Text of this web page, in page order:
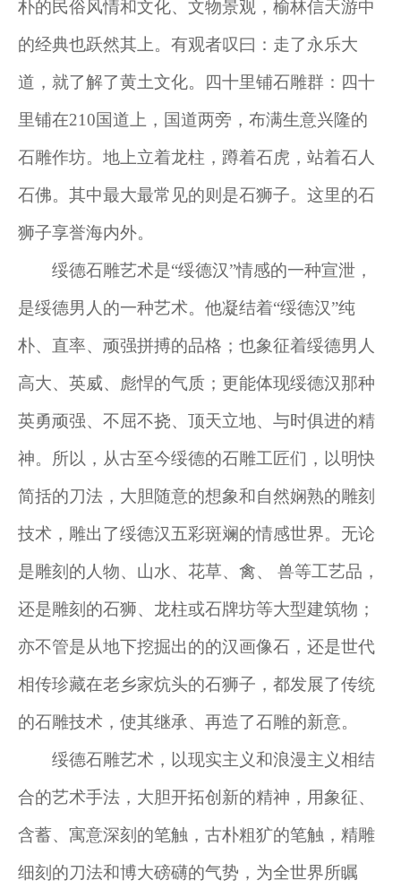
朴的民俗风情和文化、文物景观，榆林信天游中
的经典也跃然其上。有观者叹曰：走了永乐大
道，就了解了黄土文化。四十里铺石雕群：四十
里铺在210国道上，国道两旁，布满生意兴隆的
石雕作坊。地上立着龙柱，蹲着石虎，站着石人
石佛。其中最大最常见的则是石狮子。这里的石
狮子享誉海内外。
绥德石雕艺术是“绥德汉”情感的一种宣泄，
是绥德男人的一种艺术。他凝结着“绥德汉”纯
朴、直率、顽强拼搏的品格；也象征着绥德男人
高大、英威、彪悍的气质；更能体现绥德汉那种
英勇顽强、不屈不挠、顶天立地、与时俱进的精
神。所以，从古至今绥德的石雕工匠们，以明快
简括的刀法，大胆随意的想象和自然娴熟的雕刻
技术，雕出了绥德汉五彩斑斓的情感世界。无论
是雕刻的人物、山水、花草、禽、 兽等工艺品，
还是雕刻的石狮、龙柱或石牌坊等大型建筑物；
亦不管是从地下挖掘出的的汉画像石，还是世代
相传珍藏在老乡家炕头的石狮子，都发展了传统
的石雕技术，使其继承、再造了石雕的新意。
绥德石雕艺术，以现实主义和浪漫主义相结
合的艺术手法，大胆开拓创新的精神，用象征、
含蓄、寓意深刻的笔触，古朴粗犷的笔触，精雕
细刻的刀法和博大磅礴的气势，为全世界所瞩